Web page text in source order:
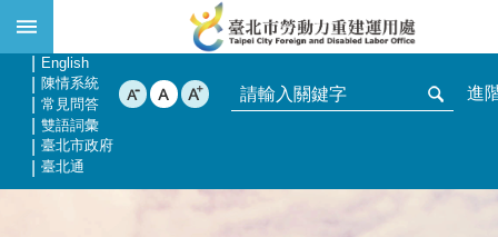
跳到主要內容區塊
網站導覽
English
陳情系統
常見問答
雙語詞彙
臺北市政府
臺北通
進